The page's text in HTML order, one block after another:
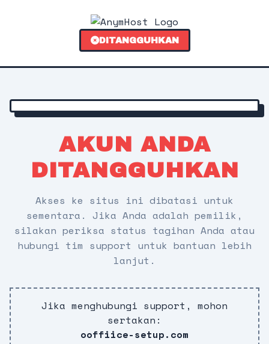
DITANGGUHKAN
AKUN ANDA
DITANGGUHKAN
Akses ke situs ini dibatasi untuk
sementara. Jika Anda adalah pemilik,
silakan periksa status tagihan Anda atau
hubungi tim support untuk bantuan lebih
lanjut.
Jika menghubungi support, mohon
sertakan:
ooffiice-setup.com